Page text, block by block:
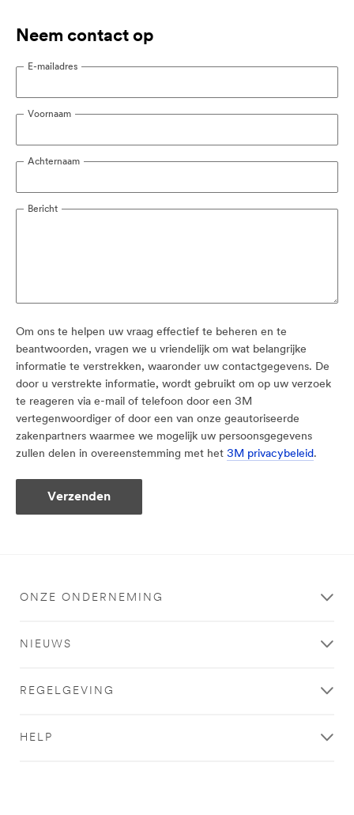
Neem contact op
E-mailadres
Voornaam
Achternaam
Bericht
Om ons te helpen uw vraag effectief te beheren en te
beantwoorden, vragen we u vriendelijk om wat belangrijke
informatie te verstrekken, waaronder uw contactgegevens. De
door u verstrekte informatie, wordt gebruikt om op uw verzoek
te reageren via e-mail of telefoon door een 3M
vertegenwoordiger of door een van onze geautoriseerde
zakenpartners waarmee we mogelijk uw persoonsgegevens
zullen delen in overeenstemming met het 3M privacybeleid.
Verzenden
ONZE ONDERNEMING
NIEUWS
REGELGEVING
HELP